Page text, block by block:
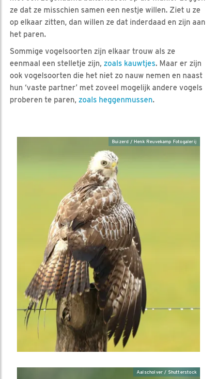
ze dat ze misschien samen een nestje willen. Ziet u ze
op elkaar zitten, dan willen ze dat inderdaad en zijn aan
het paren.
Sommige vogelsoorten zijn elkaar trouw als ze
eenmaal een stelletje zijn, zoals kauwtjes. Maar er zijn
ook vogelsoorten die het niet zo nauw nemen en naast
hun ‘vaste partner’ met zoveel mogelijk andere vogels
proberen te paren, zoals heggenmussen.
Buizerd / Henk Reuvekamp Fotogalerij
Aalscholver / Shutterstock